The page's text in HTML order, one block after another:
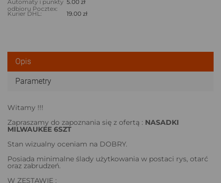
Automaty i punkty
odbioru Pocztex:
5.00 zł
Kurier DHL:
19.00 zł
Opis
Parametry
Witamy !!!
Zapraszamy do zapoznania się z ofertą : NASADKI
MILWAUKEE 6SZT
Stan wizualny oceniam na DOBRY.
Posiada minimalne ślady użytkowania w postaci rys, otarć
oraz zabrudzeń.
W ZESTAWIE :